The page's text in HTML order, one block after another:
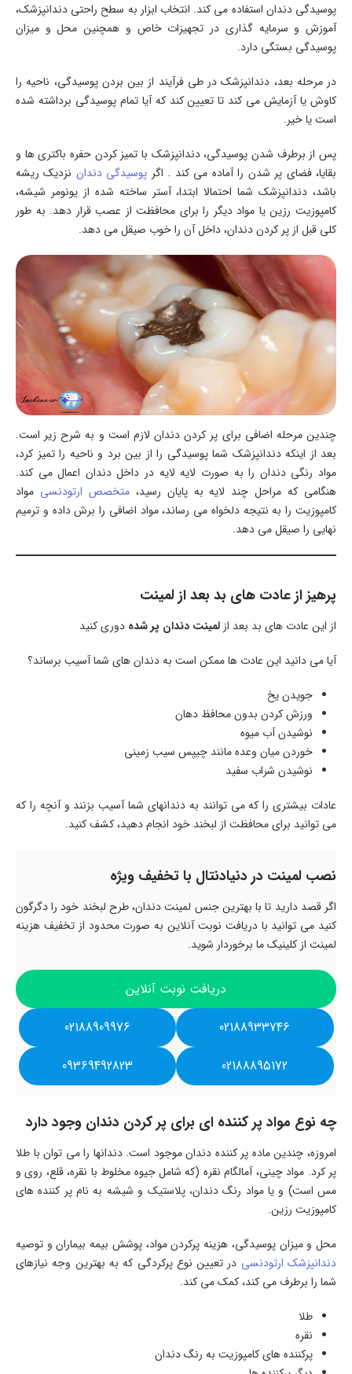
پوسیدگی دندان استفاده می کند. انتخاب ابزار به سطح راحتی دندانپزشک،
آموزش و سرمایه گذاری در تجهیزات خاص و همچنین محل و میزان
پوسیدگی بستگی دارد.
در مرحله بعد، دندانپزشک در طی فرآیند از بین بردن پوسیدگی، ناحیه را
کاوش یا آزمایش می کند تا تعیین کند که آیا تمام پوسیدگی برداشته شده
است یا خیر.
پس از برطرف شدن پوسیدگی، دندانپزشک با تمیز کردن حفره باکتری ها و
بقایا، فضای پر شدن را آماده می کند . اگر پوسیدگی دندان نزدیک ریشه
باشد، دندانپزشک شما احتمالا ابتدا، آستر ساخته شده از یونومر شیشه،
کامپوزیت رزین یا مواد دیگر را برای محافظت از عصب قرار دهد. به طور
کلی قبل از پر کردن دندان، داخل آن را خوب صیقل می دهد.
چندین مرحله اضافی برای پر کردن دندان لازم است و به شرح زیر است.
بعد از اینکه دندانپزشک شما پوسیدگی را از بین برد و ناحیه را تمیز کرد،
مواد رنگی دندان را به صورت لایه لایه در داخل دندان اعمال می کند.
هنگامی که مراحل چند لایه به پایان رسید،متخصص ارتودنسی مواد
کامپوزیت را به نتیجه دلخواه می رساند، مواد اضافی را برش داده و ترمیم
نهایی را صیقل می دهد.
پرهیز از عادت های بد بعد از لمینت
از این عادت های بد بعد از لمینت دندان پر شده دوری کنید
آیا می دانید این عادت ها ممکن است به دندان های شما آسیب برساند؟
جویدن یخ
ورزش کردن بدون محافظ دهان
نوشیدن آب میوه
خوردن میان وعده مانند چیپس سیب زمینی
نوشیدن شراب سفید
عادات بیشتری را که می توانند به دندانهای شما آسیب بزنند و آنچه را که
می توانید برای محافظت از لبخند خود انجام دهید، کشف کنید.
نصب لمینت در دنیادنتال با تخفیف ویژه
اگر قصد دارید تا با بهترین جنس لمینت دندان، طرح لبخند خود را دگرگون
کنید می توانید با دریافت نوبت آنلاین به صورت محدود از تخفیف هزینه
لمینت از کلینیک ما برخوردار شوید.
دریافت نوبت آنلاین
02188933746
02188909976
02188895172
09369492823
چه نوع مواد پر کننده ای برای پر کردن دندان وجود دارد
امروزه، چندین ماده پر کننده دندان موجود است. دندانها را می توان با طلا
پر کرد. مواد چینی، آمالگام نقره (که شامل جیوه مخلوط با نقره، قلع، روی و
مس است) و یا مواد رنگ دندان، پلاستیک و شیشه به نام پر کننده های
کامپوزیت رزین.
محل و میزان پوسیدگی، هزینه پرکردن مواد، پوشش بیمه بیماران و توصیه
دندانپزشک ارتودنسی در تعیین نوع پرکردگی که به بهترین وجه نیازهای
شما را برطرف می کند، کمک می کند.
طلا
نقره
پرکننده های کامپوزیت به رنگ دندان